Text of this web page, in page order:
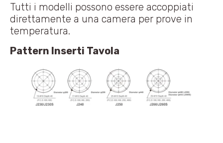
Tutti i modelli possono essere accoppiati
direttamente a una camera per prove in
temperatura.
Pattern Inserti Tavola